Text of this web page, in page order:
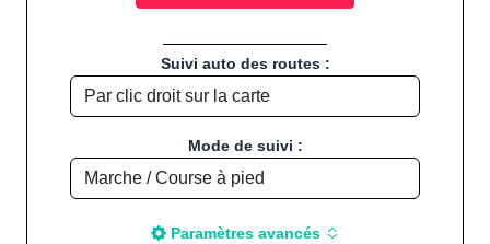
Suivi auto des routes :
Mode de suivi :
Paramètres avancés